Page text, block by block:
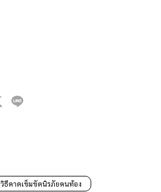
วิธีคาดเข็มขัดนิรภัยคนท้อง